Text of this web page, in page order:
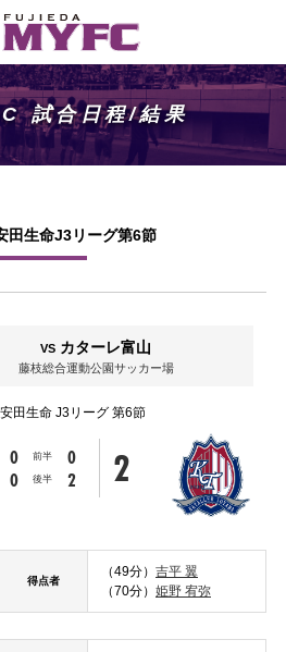
試合日程/結果
田生命J3リーグ第6節
VS カターレ富山
藤枝総合運動公園サッカー場
田生命 J3リーグ 第6節
0 前半
0
0
後半 2 2
得点者
（49分） 吉平 翼
（70分） 姫野 宥弥